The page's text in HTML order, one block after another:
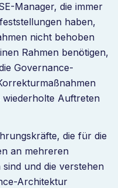
Manager, die immer
haben,
nicht behoben
Rahmen benötigen,
Governance-
Auftreten
die für die
an mehreren
und die verstehen
Architektur